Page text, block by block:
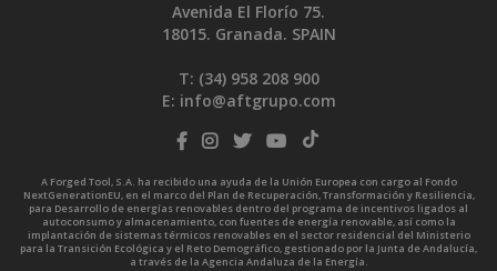
Avenida El Florío 75.
18015. Granada. SPAIN
T: (34) 958 208 900
E: info@aftgrupo.com
A Forged Tool, S.A. ha recibido una ayuda de la Unión Europea con cargo al Fondo
NextGenerationEU, en el marco del Plan de Recuperación, Transformación y Resiliencia,
para Desarrollo de energías renovables dentro del programa de incentivos ligados al
autoconsumo y almacenamiento, con fuentes de energía renovable, así como la
implantación de sistemas térmicos renovables en el sector residencial del Ministerio
para la Transición Ecológica y el Reto Demográfico, gestionado por la Junta de Andalucía,
a través de la Agencia Andaluza de la Energía.